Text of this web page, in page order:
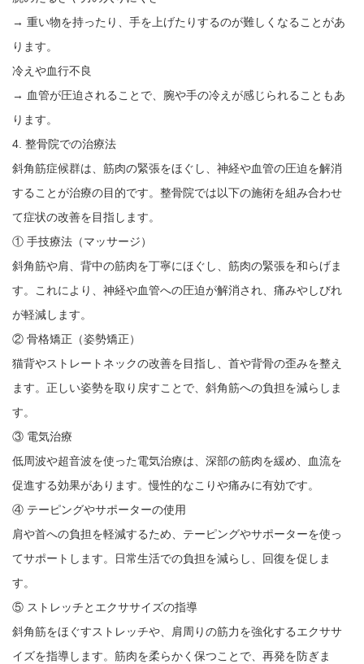
→ 重い物を持ったり、手を上げたりするのが難しくなることがあ
ります。
冷えや血行不良
→ 血管が圧迫されることで、腕や手の冷えが感じられることもあ
ります。
4. 整骨院での治療法
斜角筋症候群は、筋肉の緊張をほぐし、神経や血管の圧迫を解消
することが治療の目的です。整骨院では以下の施術を組み合わせ
て症状の改善を目指します。
① 手技療法（マッサージ）
斜角筋や肩、背中の筋肉を丁寧にほぐし、筋肉の緊張を和らげま
す。これにより、神経や血管への圧迫が解消され、痛みやしびれ
が軽減します。
② 骨格矯正（姿勢矯正）
猫背やストレートネックの改善を目指し、首や背骨の歪みを整え
ます。正しい姿勢を取り戻すことで、斜角筋への負担を減らしま
す。
③ 電気治療
低周波や超音波を使った電気治療は、深部の筋肉を緩め、血流を
促進する効果があります。慢性的なこりや痛みに有効です。
④ テーピングやサポーターの使用
肩や首への負担を軽減するため、テーピングやサポーターを使っ
てサポートします。日常生活での負担を減らし、回復を促しま
す。
⑤ ストレッチとエクササイズの指導
斜角筋をほぐすストレッチや、肩周りの筋力を強化するエクササ
イズを指導します。筋肉を柔らかく保つことで、再発を防ぎま